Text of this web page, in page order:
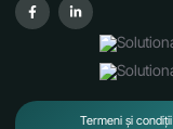
Termeni și condiții